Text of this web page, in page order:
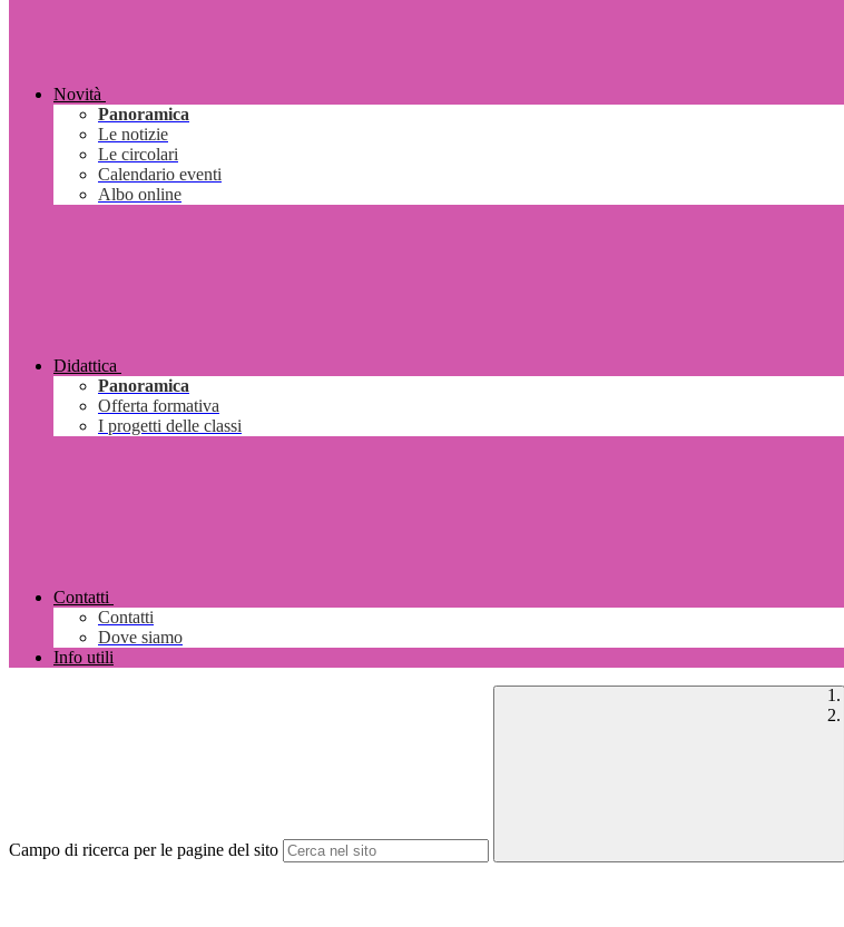
Novità
Panoramica
Le notizie
Le circolari
Calendario eventi
Albo online
Didattica
Panoramica
Offerta formativa
I progetti delle classi
Contatti
Contatti
Dove siamo
Info utili
Campo di ricerca per le pagine del sito